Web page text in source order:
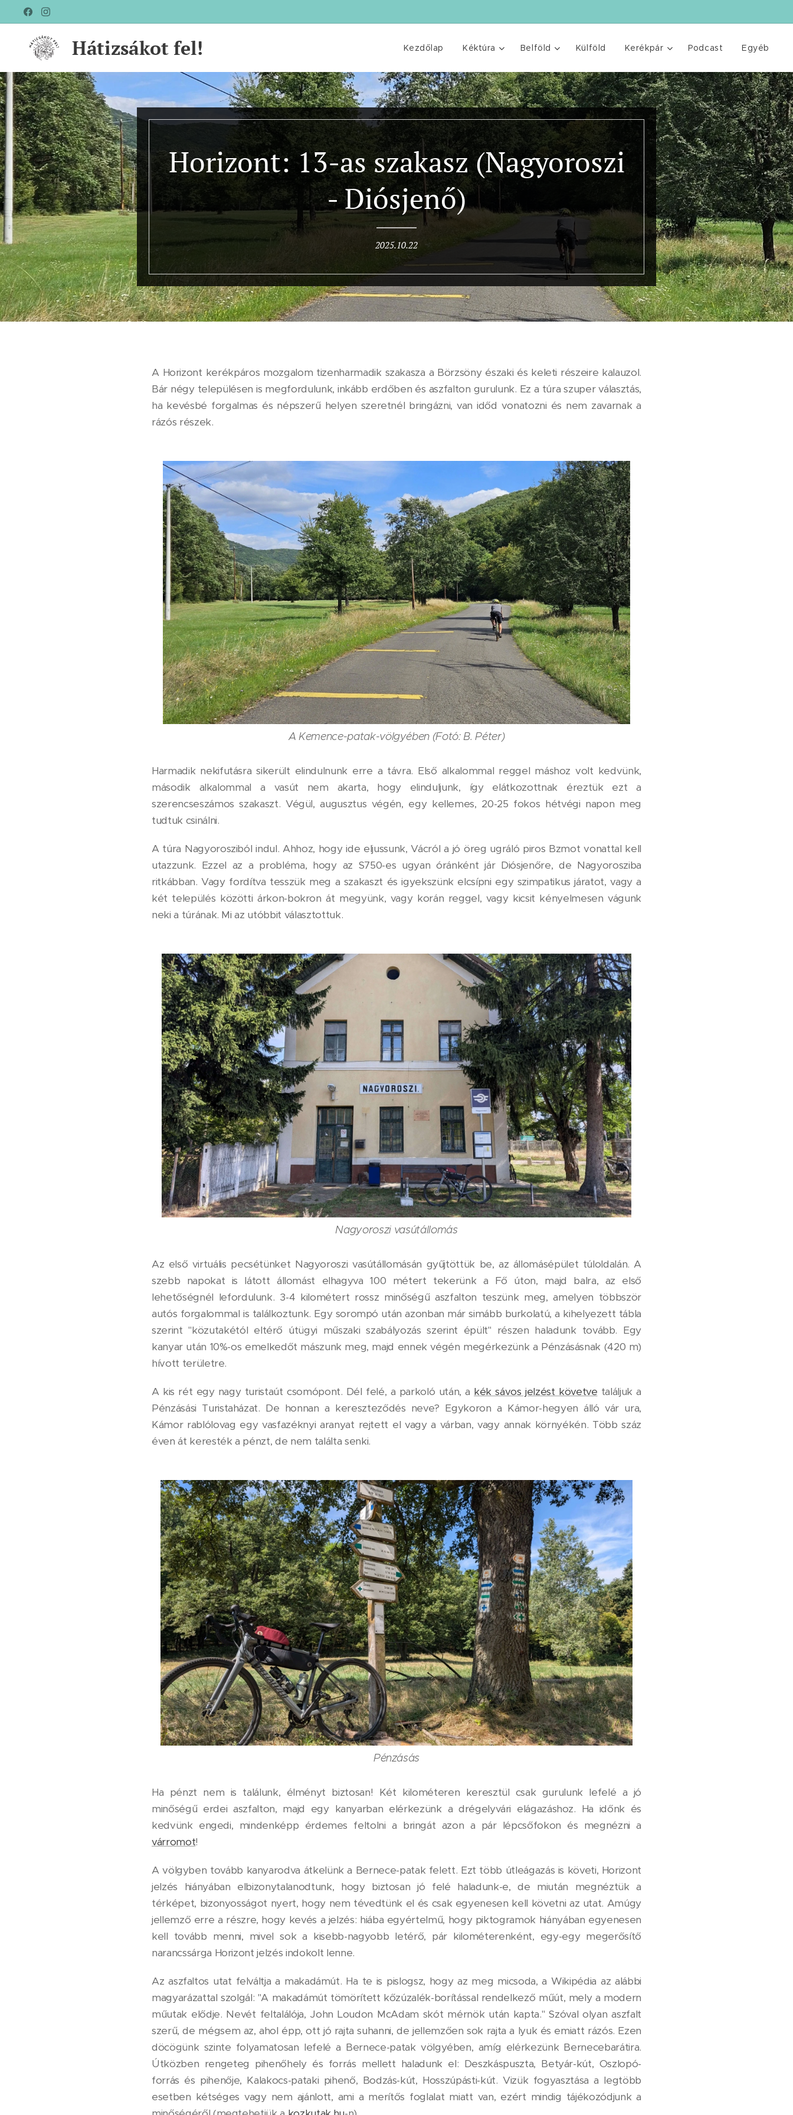
Hátizsákot fel! Kezdőlap Kéktúra Belföld Külföld Kerékpár Podcast Egyéb
Horizont: 13-as szakasz (Nagyoroszi
- Diósjenő)
2025.10.22
A Horizont kerékpáros mozgalom tizenharmadik szakasza a Börzsöny északi és keleti részeire kalauzol.
Bár négy településen is megfordulunk, inkább erdőben és aszfalton gurulunk. Ez a túra szuper választás,
ha kevésbé forgalmas és népszerű helyen szeretnél bringázni, van időd vonatozni és nem zavarnak a
rázós részek.
A Kemence-patak-völgyében (Fotó: B. Péter)
Harmadik nekifutásra sikerült elindulnunk erre a távra. Első alkalommal reggel máshoz volt kedvünk,
második alkalommal a vasút nem akarta, hogy elinduljunk, így elátkozottnak éreztük ezt a
szerencseszámos szakaszt. Végül, augusztus végén, egy kellemes, 20-25 fokos hétvégi napon meg
tudtuk csinálni.
A túra Nagyorosziból indul. Ahhoz, hogy ide eljussunk, Vácról a jó öreg ugráló piros Bzmot vonattal kell
utazzunk. Ezzel az a probléma, hogy az S750-es ugyan óránként jár Diósjenőre, de Nagyorosziba
ritkábban. Vagy fordítva tesszük meg a szakaszt és igyekszünk elcsípni egy szimpatikus járatot, vagy a
két település közötti árkon-bokron át megyünk, vagy korán reggel, vagy kicsit kényelmesen vágunk
neki a túrának. Mi az utóbbit választottuk.
Nagyoroszi vasútállomás
Az első virtuális pecsétünket Nagyoroszi vasútállomásán gyűjtöttük be, az állomásépület túloldalán. A
szebb napokat is látott állomást elhagyva 100 métert tekerünk a Fő úton, majd balra, az első
lehetőségnél lefordulunk. 3-4 kilométert rossz minőségű aszfalton teszünk meg, amelyen többször
autós forgalommal is találkoztunk. Egy sorompó után azonban már simább burkolatú, a kihelyezett tábla
szerint "közutakétól eltérő útügyi műszaki szabályozás szerint épült" részen haladunk tovább. Egy
kanyar után 10%-os emelkedőt mászunk meg, majd ennek végén megérkezünk a Pénzásásnak (420 m)
hívott területre.
A kis rét egy nagy turistaút csomópont. Dél felé, a parkoló után, a kék sávos jelzést követve találjuk a
Pénzásási Turistaházat. De honnan a kereszteződés neve? Egykoron a Kámor-hegyen álló vár ura,
Kámor rablólovag egy vasfazéknyi aranyat rejtett el vagy a várban, vagy annak környékén. Több száz
éven át keresték a pénzt, de nem találta senki.
Pénzásás
Ha pénzt nem is találunk, élményt biztosan! Két kilométeren keresztül csak gurulunk lefelé a jó
minőségű erdei aszfalton, majd egy kanyarban elérkezünk a drégelyvári elágazáshoz. Ha időnk és
kedvünk engedi, mindenképp érdemes feltolni a bringát azon a pár lépcsőfokon és megnézni a
várromot!
A völgyben tovább kanyarodva átkelünk a Bernece-patak felett. Ezt több útleágazás is követi, Horizont
jelzés hiányában elbizonytalanodtunk, hogy biztosan jó felé haladunk-e, de miután megnéztük a
térképet, bizonyosságot nyert, hogy nem tévedtünk el és csak egyenesen kell követni az utat. Amúgy
jellemző erre a részre, hogy kevés a jelzés: hiába egyértelmű, hogy piktogramok hiányában egyenesen
kell tovább menni, mivel sok a kisebb-nagyobb letérő, pár kilométerenként, egy-egy megerősítő
narancssárga Horizont jelzés indokolt lenne.
Az aszfaltos utat felváltja a makadámút. Ha te is pislogsz, hogy az meg micsoda, a Wikipédia az alábbi
magyarázattal szolgál: "A makadámút tömörített kőzúzalék-borítással rendelkező műút, mely a modern
műutak elődje. Nevét feltalálója, John Loudon McAdam skót mérnök után kapta." Szóval olyan aszfalt
szerű, de mégsem az, ahol épp, ott jó rajta suhanni, de jellemzően sok rajta a lyuk és emiatt rázós. Ezen
döcögünk szinte folyamatosan lefelé a Bernece-patak völgyében, amíg elérkezünk Bernecebarátira.
Útközben rengeteg pihenőhely és forrás mellett haladunk el: Deszkáspuszta, Betyár-kút, Oszlopó-
forrás és pihenője, Kalakocs-pataki pihenő, Bodzás-kút, Hosszúpásti-kút. Vizük fogyasztása a legtöbb
esetben kétséges vagy nem ajánlott, ami a merítős foglalat miatt van, ezért mindig tájékozódjunk a